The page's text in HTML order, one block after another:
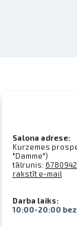
Salona adrese:
Kurzemes
"Damme")
tālrunis:
rakstīt e-mail
Darba laiks:
10:00-20:00